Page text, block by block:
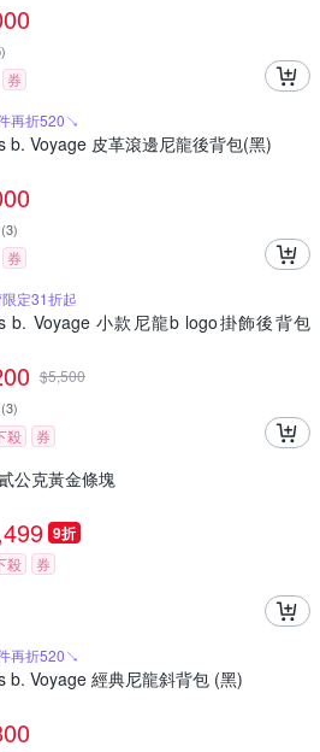
)
券
再折520↘
b. Voyage 皮革滾邊尼龍後背包(黑)
(3)
券
定31折起
b. Voyage 小款尼龍b logo掛飾後背包
$5,500
(3)
殺 券
公克黃金條塊
9折
殺 券
再折520↘
b. Voyage 經典尼龍斜背包 (黑)